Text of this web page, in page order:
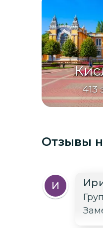
413
Отзывы
И